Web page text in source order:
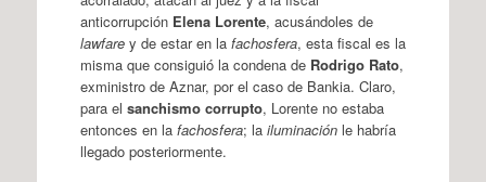
anticorrupción Elena Lorente, acusándoles de
lawfarey de estar en la fachosfera, esta fiscal es la
misma que consiguió la condena de Rodrigo Rato,
exministro de Aznar, por el caso de Bankia. Claro,
para el sanchismo corrupto, Lorente no estaba
entonces en la fachosfera; la iluminaciónle habría
llegado posteriormente.